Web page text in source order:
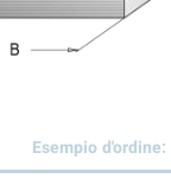
Esempio d'ordine: